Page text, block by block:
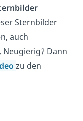
Sternbilder
auch
Neugierig? Dann
zu den